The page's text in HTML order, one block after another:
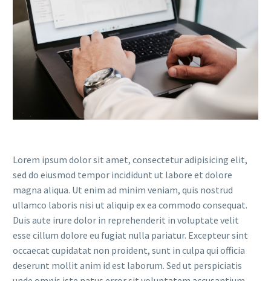
Lorem ipsum dolor sit amet, consectetur adipisicing elit,
sed do eiusmod tempor incididunt ut labore et dolore
magna aliqua. Ut enim ad minim veniam, quis nostrud
ullamco laboris nisi ut aliquip ex ea commodo consequat.
Duis aute irure dolor in reprehenderit in voluptate velit
esse cillum dolore eu fugiat nulla pariatur. Excepteur sint
occaecat cupidatat non proident, sunt in culpa qui officia
deserunt mollit anim id est laborum. Sed ut perspiciatis